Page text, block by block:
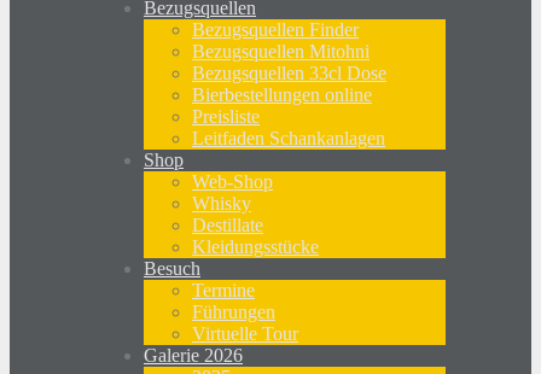
Bezugsquellen
Bezugsquellen Finder
Bezugsquellen Mitohni
Bezugsquellen 33cl Dose
Bierbestellungen online
Preisliste
Leitfaden Schankanlagen
Shop
Web-Shop
Whisky
Destillate
Kleidungsstücke
Besuch
Termine
Führungen
Virtuelle Tour
Galerie 2026